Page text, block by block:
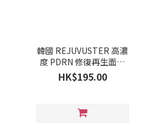
韓國 REJUVUSTER 高濃
度 PDRN 修復再生面霜
25ml(10月上旬)
HK$195.00